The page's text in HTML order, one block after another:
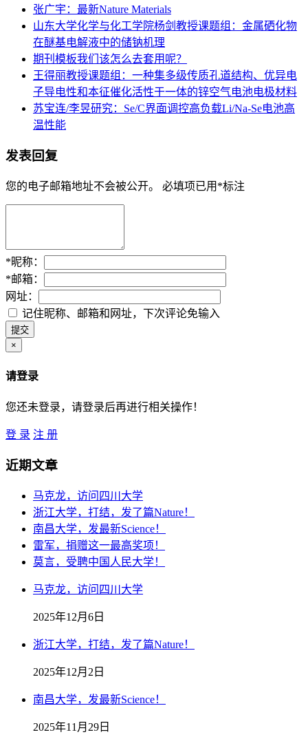
张广宇：最新Nature Materials
山东大学化学与化工学院杨剑教授课题组：金属硒化物
在醚基电解液中的储钠机理
期刊模板我们该怎么去套用呢？
王得丽教授课题组：一种集多级传质孔道结构、优异电
子导电性和本征催化活性于一体的锌空气电池电极材料
苏宝连/李昱研究：Se/C界面调控高负载Li/Na-Se电池高
温性能
发表回复
您的电子邮箱地址不会被公开。 必填项已用 *标注
*昵称：
*邮箱：
网址：
记住昵称、邮箱和网址，下次评论免输入
×
请登录
您还未登录，请登录后再进行相关操作！
登 录 注 册
近期文章
马克龙，访问四川大学
浙江大学，打结，发了篇Nature！
南昌大学，发最新Science！
雷军，捐赠这一最高奖项！
莫言，受聘中国人民大学！
马克龙，访问四川大学
2025年12月6日
浙江大学，打结，发了篇Nature！
2025年12月2日
南昌大学，发最新Science！
2025年11月29日